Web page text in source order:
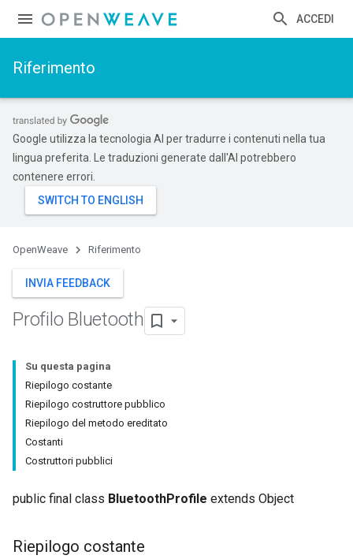
ACCEDI
Riferimento
Google utilizza la tecnologia AI per tradurre i contenuti nella tua
lingua preferita. Le traduzioni generate dall'AI potrebbero
contenere errori.
OpenWeave Riferimento
INVIA FEEDBACK
Profilo Bluetooth
Su questa pagina
Riepilogo costante
Riepilogo costruttore pubblico
Riepilogo del metodo ereditato
Costanti
Costruttori pubblici
public final class BluetoothProfile extends Object
Riepilogo costante